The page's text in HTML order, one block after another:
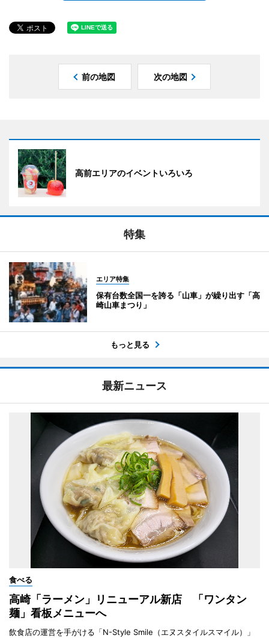
前の地図 次の地図
高前エリアのイベントいろいろ
特集
エリア特集
保有台数全国一を誇る「山車」が繰り出す「高
崎山車まつり」
もっと見る
最新ニュース
食べる
高崎「ラーメン」リニューアル新店 「ワンタン
麺」看板メニューへ
飲食店の運営を手がける「N-Style Smile（エヌスタイルスマイル）」